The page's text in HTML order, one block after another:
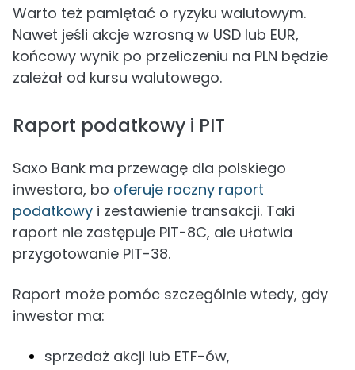
Warto też pamiętać o ryzyku walutowym.
Nawet jeśli akcje wzrosną w USD lub EUR,
końcowy wynik po przeliczeniu na PLN będzie
zależał od kursu walutowego.
Raport podatkowy i PIT
Saxo Bank ma przewagę dla polskiego
inwestora, bo oferuje roczny raport
podatkowy i zestawienie transakcji. Taki
raport nie zastępuje PIT-8C, ale ułatwia
przygotowanie PIT-38.
Raport może pomóc szczególnie wtedy, gdy
inwestor ma:
sprzedaż akcji lub ETF-ów,